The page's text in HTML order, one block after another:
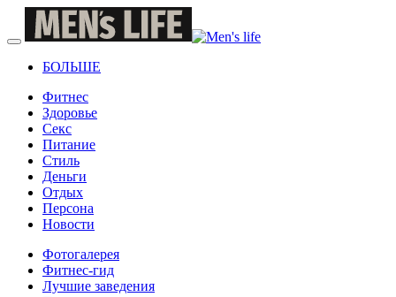
БОЛЬШЕ
Фитнес
Здоровье
Секс
Питание
Стиль
Деньги
Отдых
Персона
Новости
Фотогалерея
Фитнес-гид
Лучшие заведения